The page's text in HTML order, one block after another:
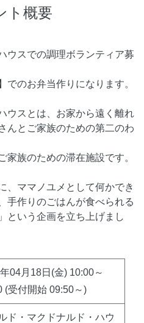
ト概要
ウスでの調理ボランティア募
でのお弁当作りになります。
ウスとは、お家から遠く離れ
んとご家族のための第二のわ
家族のための滞在施設です。
、ママノユメとして何かでき
作りのごはんが食べられる
という企画を立ち上げまし
04月18日(金) 10:00～
(受付開始 09:50～)
ド・マクドナルド・ハウ